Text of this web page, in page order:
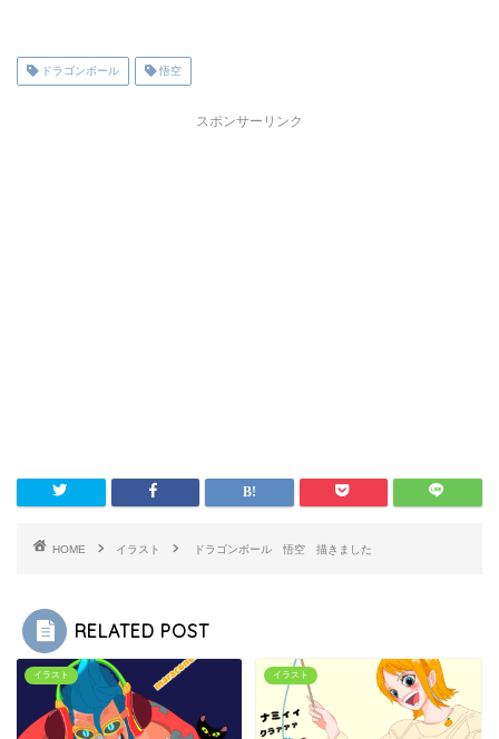
ドラゴンボール 悟空
スポンサーリンク
HOME イラスト ドラゴンボール 悟空 描きました
RELATED POST
イラスト イラスト